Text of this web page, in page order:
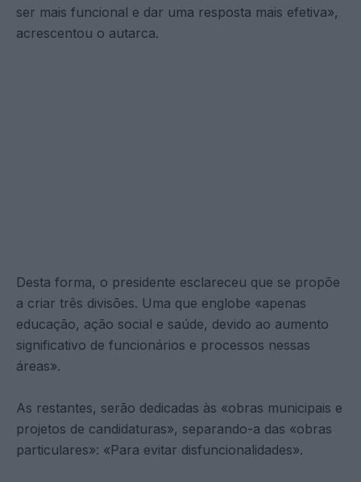
ser mais funcional e dar uma resposta mais efetiva»,
acrescentou o autarca.
Desta forma, o presidente esclareceu que se propõe
a criar três divisões. Uma que englobe «apenas
educação, ação social e saúde, devido ao aumento
significativo de funcionários e processos nessas
áreas».
As restantes, serão dedicadas às «obras municipais e
projetos de candidaturas», separando-a das «obras
particulares»: «Para evitar disfuncionalidades».